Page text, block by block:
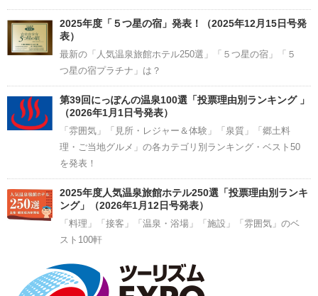
2025年度「５つ星の宿」発表！（2025年12月15日号発
表）
最新の「人気温泉旅館ホテル250選」「５つ星の宿」「５
つ星の宿プラチナ」は？
第39回にっぽんの温泉100選「投票理由別ランキング 」
（2026年1月1日号発表）
「雰囲気」「見所・レジャー＆体験」「泉質」「郷土料
理・ご当地グルメ」の各カテゴリ別ランキング・ベスト50
を発表！
2025年度人気温泉旅館ホテル250選「投票理由別ランキ
ング」（2026年1月12日号発表）
「料理」「接客」「温泉・浴場」「施設」「雰囲気」のベ
スト100軒